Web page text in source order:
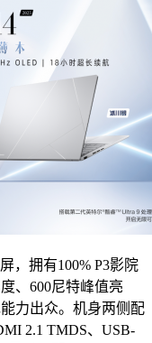
拥有100% P3影院
、600尼特峰值亮
力出众。机身两侧配
2.1 TMDS、USB-